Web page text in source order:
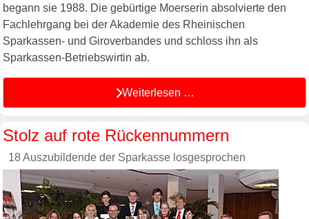
begann sie 1988. Die gebürtige Moerserin absolvierte den
Fachlehrgang bei der Akademie des Rheinischen
Sparkassen- und Giroverbandes und schloss ihn als
Sparkassen-Betriebswirtin ab.
Weiterlesen …
Stolz auf rote Rückennummern
18 Auszubildende der Sparkasse losgesprochen